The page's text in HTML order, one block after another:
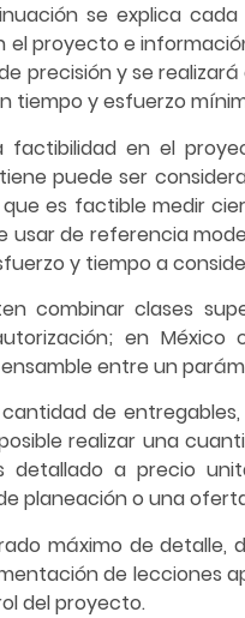
se explica cada
proyecto e
precisión y se
tiempo y esfuerzo
en el
puede ser
es factible medir
usar de referencia
y tiempo a
combinar clases
en México
entre un
de
realizar una
a precio
planeación o una
máximo de
de lecciones
del proyecto.